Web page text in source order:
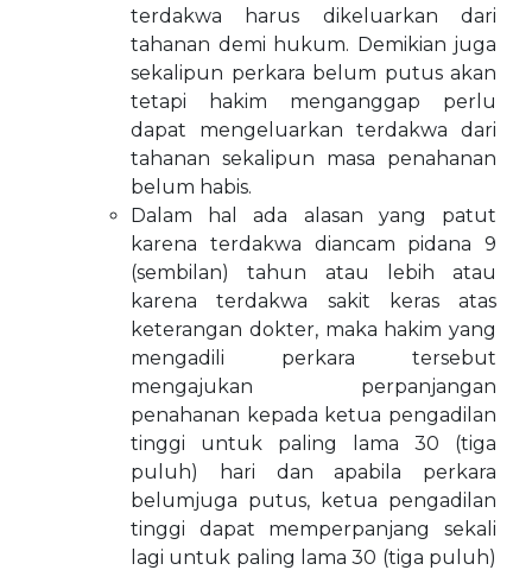
terdakwa harus dikeluarkan dari
tahanan demi hukum. Demikian juga
sekalipun perkara belum putus akan
tetapi hakim menganggap perlu
dapat mengeluarkan terdakwa dari
tahanan sekalipun masa penahanan
belum habis.
Dalam hal ada alasan yang patut
karena terdakwa diancam pidana 9
(sembilan) tahun atau lebih atau
karena terdakwa sakit keras atas
keterangan dokter, maka hakim yang
mengadili perkara tersebut
mengajukan perpanjangan
penahanan kepada ketua pengadilan
tinggi untuk paling lama 30 (tiga
puluh) hari dan apabila perkara
belumjuga putus, ketua pengadilan
tinggi dapat memperpanjang sekali
lagi untuk paling lama 30 (tiga puluh)